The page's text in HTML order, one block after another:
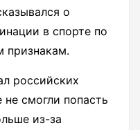
о
в спорте по
признакам.
российских
смогли попасть
из-за